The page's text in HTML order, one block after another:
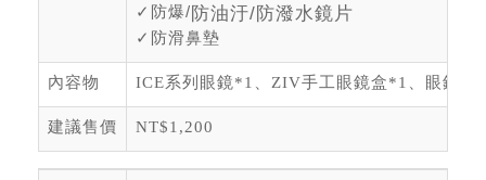
✓ 防爆/ 防油汙/防潑水鏡片
✓ 防滑鼻墊
內容物 ICE系列眼鏡*1、ZIV手工眼鏡盒*1、眼鏡布
建議售價 NT$1,200